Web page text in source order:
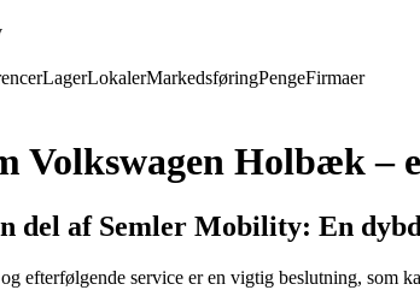
LagerLokalerMarkedsføringPengeFirmaer
Volkswagen Holbæk –
del af Semler Mobility: En
efterfølgende service er en vigtig beslutning,